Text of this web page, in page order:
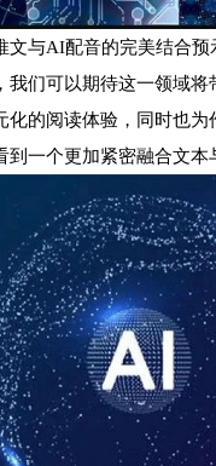
文与AI配音的完美结合
我们可以期待这一领域
化的阅读体验，同时也
到一个更加紧密融合文本